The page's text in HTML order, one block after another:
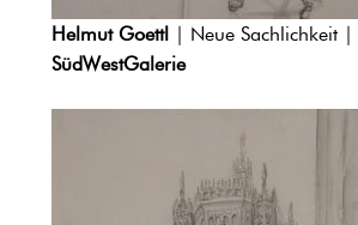
Helmut Goettl | Neue Sachlichkeit |
SüdWestGalerie